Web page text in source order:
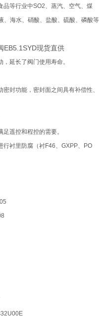
品等行业中SO2、蒸汽、空气、煤
、海水、硝酸、盐酸、硫酸、磷酸等
延长了阀门使用寿命。
封功能，密封面之间具有补偿性、
遥控和程控的需要。
衬里防腐（衬F46、GXPP、PO